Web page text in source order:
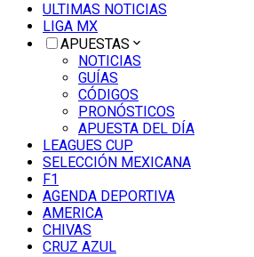
ULTIMAS NOTICIAS
LIGA MX
APUESTAS
NOTICIAS
GUÍAS
CÓDIGOS
PRONÓSTICOS
APUESTA DEL DÍA
LEAGUES CUP
SELECCIÓN MEXICANA
F1
AGENDA DEPORTIVA
AMERICA
CHIVAS
CRUZ AZUL